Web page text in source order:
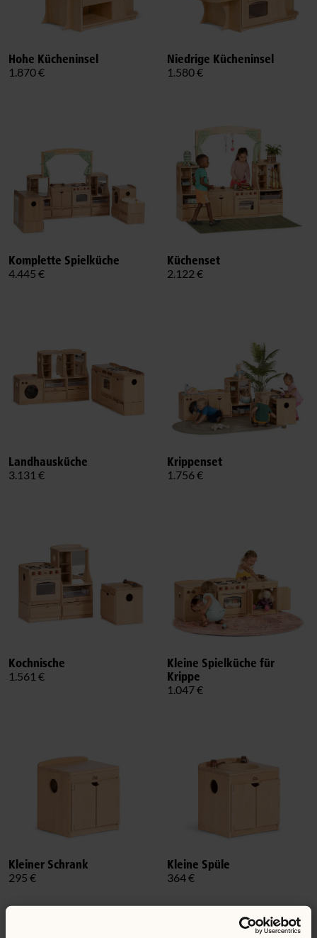
Hohe Kücheninsel
1.870 €
Niedrige Kücheninsel
1.580 €
Komplette Spielküche
4.445 €
Küchenset
2.122 €
Landhausküche
3.131 €
Krippenset
1.756 €
Kochnische
1.561 €
Kleine Spielküche für
Krippe
1.047 €
Kleiner Schrank
295 €
Kleine Spüle
364 €